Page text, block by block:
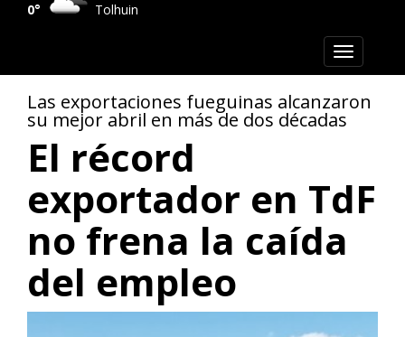
0° Tolhuin
Toggle
navigation
Las exportaciones fueguinas alcanzaron
su mejor abril en más de dos décadas
El récord
exportador en TdF
no frena la caída
del empleo